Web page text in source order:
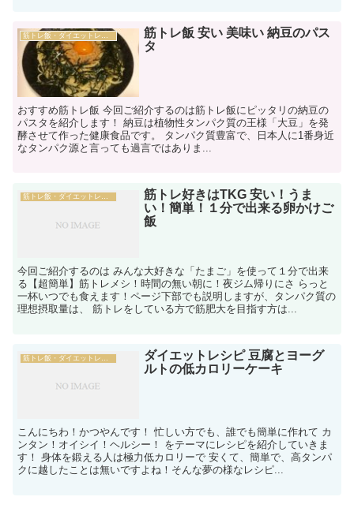
筋トレ飯・ダイエットレシピ
筋トレ飯 安い 美味い 納豆のパス
タ
おすすめ筋トレ飯 今回ご紹介するのは筋トレ飯にピッタリの納豆の
パスタを紹介します！ 納豆は植物性タンパク質の王様「大豆」を発
酵させて作った健康食品です。 タンパク質豊富で、日本人に1番身近
なタンパク源と言っても過言ではありま...
筋トレ飯・ダイエットレシピ
筋トレ好きはTKG 安い！うま
い！簡単！１分で出来る卵かけご
飯
今回ご紹介するのは みんな大好きな「たまご」を使って１分で出来
る【超簡単】筋トレメシ！時間の無い朝に！夜ジム帰りにさ らっと
一杯いつでも食えます！ページ下部でも説明しますが、タンパク質の
理想摂取量は、 筋トレをしている方で筋肥大を目指す方は...
ダイエットレシピ 豆腐とヨーグ
ルトの低カロリーケーキ
こんにちわ！かつやんです！ 忙しい方でも、誰でも簡単に作れて カ
ンタン！オイシイ！ヘルシー！ をテーマにレシピを紹介していきま
す！ 身体を鍛える人は極力低カロリーで 安くて、簡単で、高タンパ
クに越したことは無いですよね！そんな夢の様なレシピ...